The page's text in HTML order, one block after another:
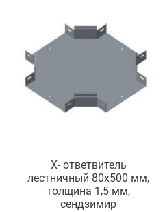
Х- ответвитель
лестничный 80х500 мм,
толщина 1,5 мм,
сендзимир